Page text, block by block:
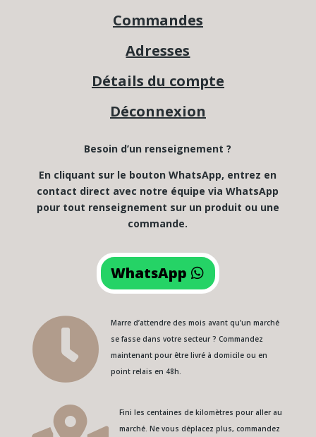
Commandes
Adresses
Détails du compte
Déconnexion
Besoin d’un renseignement ?
En cliquant sur le bouton WhatsApp, entrez en
contact direct avec notre équipe via WhatsApp
pour tout renseignement sur un produit ou une
commande.
WhatsApp

Marre d’attendre des mois avant qu’un marché
se fasse dans votre secteur ? Commandez
maintenant pour être livré à domicile ou en
point relais en 48h.
Fini les centaines de kilomètres pour aller au
marché. Ne vous déplacez plus, commandez